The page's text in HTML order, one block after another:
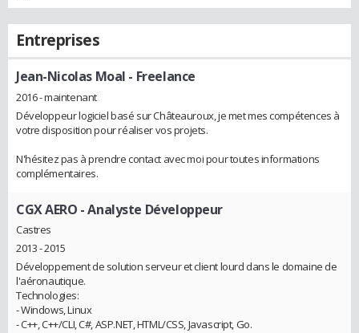
Entreprises
Jean-Nicolas Moal - Freelance
2016 - maintenant
Développeur logiciel basé sur Châteauroux, je met mes compétences à
votre disposition pour réaliser vos projets.
N'hésitez pas à prendre contact avec moi pour toutes informations
complémentaires.
CGX AERO - Analyste Développeur
Castres
2013 - 2015
Développement de solution serveur et client lourd dans le domaine de
l'aéronautique.
Technologies:
- Windows, Linux
- C++, C++/CLI, C#, ASP.NET, HTML/CSS, Javascript, Go.